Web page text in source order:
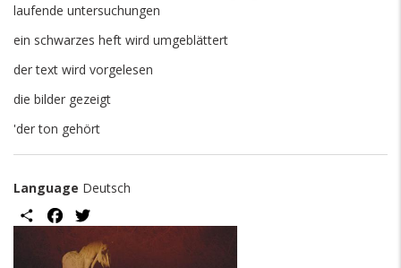
laufende untersuchungen
ein schwarzes heft wird umgeblättert
der text wird vorgelesen
die bilder gezeigt
'der ton gehört
Language Deutsch
ShareFacebook